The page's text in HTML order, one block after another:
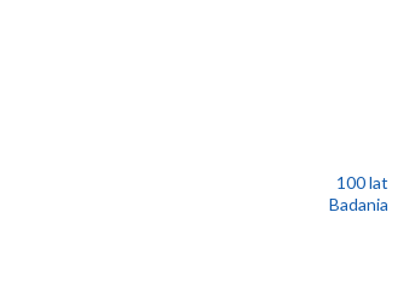
100 lat
Badania